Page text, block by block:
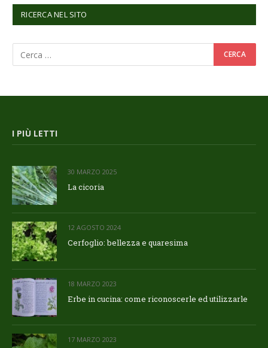
RICERCA NEL SITO
I PIÙ LETTI
30 MARZO 2025
La cicoria
12 AGOSTO 2024
Cerfoglio: bellezza e quaresima
18 MARZO 2023
Erbe in cucina: come riconoscerle ed utilizzarle
17 MARZO 2023